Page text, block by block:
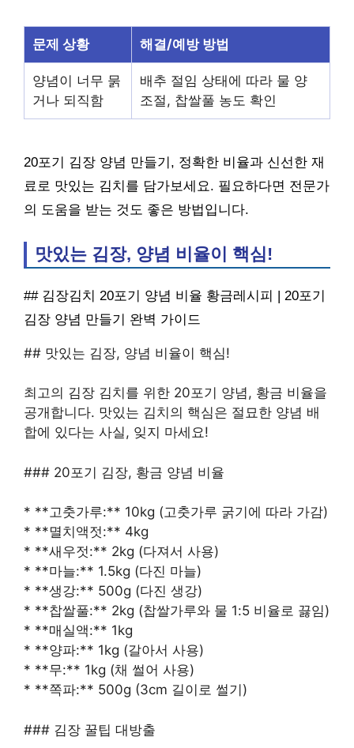
문제 상황 해결/예방 방법
양념이 너무 묽
거나 되직함
배추 절임 상태에 따라 물 양
조절, 찹쌀풀 농도 확인
20포기 김장 양념 만들기, 정확한 비율과 신선한 재
료로 맛있는 김치를 담가보세요. 필요하다면 전문가
의 도움을 받는 것도 좋은 방법입니다.
맛있는 김장, 양념 비율이 핵심!
## 김장김치 20포기 양념 비율 황금레시피 | 20포기
김장 양념 만들기 완벽 가이드
## 맛있는 김장, 양념 비율이 핵심!
최고의 김장 김치를 위한 20포기 양념, 황금 비율을
공개합니다. 맛있는 김치의 핵심은 절묘한 양념 배
합에 있다는 사실, 잊지 마세요!
### 20포기 김장, 황금 양념 비율
* **고춧가루:** 10kg (고춧가루 굵기에 따라 가감)
* **멸치액젓:** 4kg
* **새우젓:** 2kg (다져서 사용)
* **마늘:** 1.5kg (다진 마늘)
* **생강:** 500g (다진 생강)
* **찹쌀풀:** 2kg (찹쌀가루와 물 1:5 비율로 끓임)
* **매실액:** 1kg
* **양파:** 1kg (갈아서 사용)
* **무:** 1kg (채 썰어 사용)
* **쪽파:** 500g (3cm 길이로 썰기)
### 김장 꿀팁 대방출